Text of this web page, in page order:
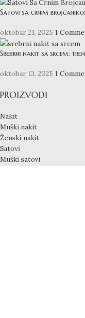
Satovi sa crnim
oktobar 21, 2025 1
Srebrni nakit sa srcem:
oktobar 13, 2025 1
PROIZVODI
Nakit
Muški nakit
Ženski nakit
Satovi
Muški satovi